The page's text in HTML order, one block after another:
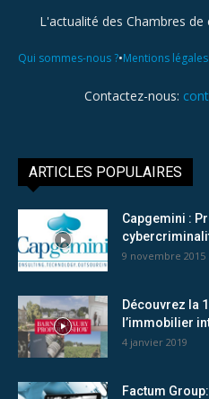
L'actualité des Chambres
Qui sommes-nous ?•Mentions légales
Contactez-nous:
ARTICLES POPULAIRES
Capgemini :
9 novembre 2015
Découvrez la
l’immobilier
4 janvier 2019
Factum